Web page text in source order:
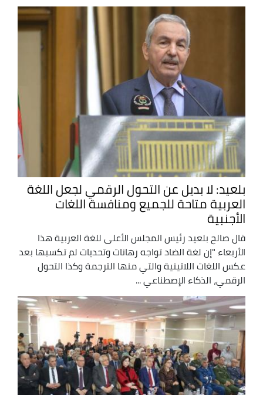
بلعيد: لا بديل عن التحول الرقمي لجعل اللغة
العربية متاحة للجميع ومنافسة اللغات
الأجنبية
قال صالح بلعيد رئيس المجلس الأعلى للغة العربية هذا
الأربعاء "إن لغة الضاد تواجه رهانات وتحديات لم تكسبها بعد
عكس اللغات اللاتينية والتي منها الترجمة وكذا التحول
الرقمي، الذكاء الإصطناعي ...